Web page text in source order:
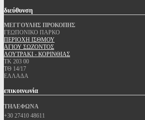
διεύθυνση
ΜΕΓΓΟΥΛΗΣ ΠΡΟΚΟΠΗΣ
ΓΕΩΠΟΝΙΚΟ ΠΑΡΚΟ
ΠΕΡΙΟΧΗ ΙΣΘΜΟΥ
ΑΓΙΟΥ ΣΩΖΟΝΤΟΣ
ΛΟΥΤΡΑΚΙ - ΚΟΡΙΝΘΙΑΣ
ΤΚ 203 00
ΤΘ 14/17
ΕΛΛΑΔΑ
επικοινωνία
ΤΗΛΕΦΩΝΑ
+30 27410 48611